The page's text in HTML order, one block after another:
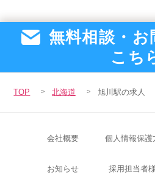
無料相談・お
こち
TOP 北海道 旭川駅の求人
会社概要 個人情報保護
お知らせ 採用担当者